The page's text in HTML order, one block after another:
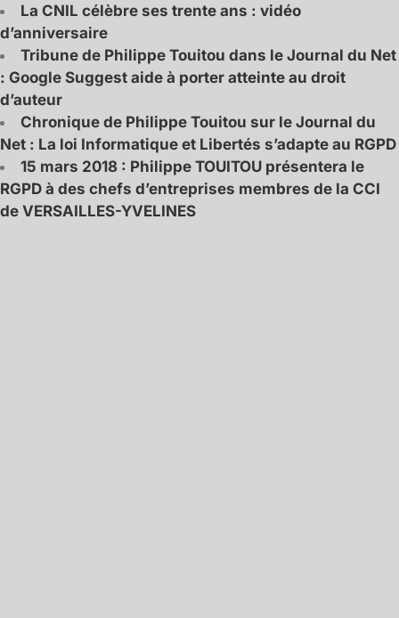
La CNIL célèbre ses trente ans : vidéo
d’anniversaire
Tribune de Philippe Touitou dans le Journal du Net
: Google Suggest aide à porter atteinte au droit
d’auteur
Chronique de Philippe Touitou sur le Journal du
Net : La loi Informatique et Libertés s’adapte au RGPD
15 mars 2018 : Philippe TOUITOU présentera le
RGPD à des chefs d’entreprises membres de la CCI
de VERSAILLES-YVELINES